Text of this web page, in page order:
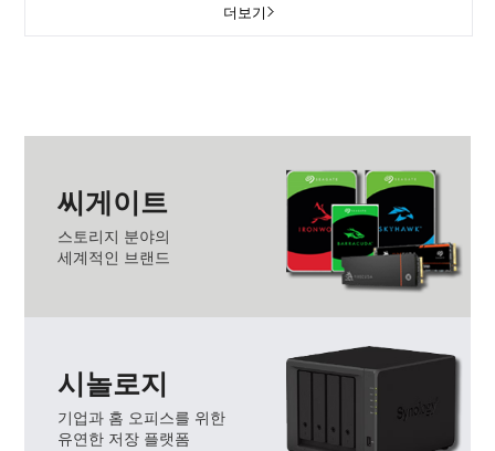
더보기
씨게이트
스토리지 분야의
세계적인 브랜드
시놀로지
기업과 홈 오피스를 위한
유연한 저장 플랫폼